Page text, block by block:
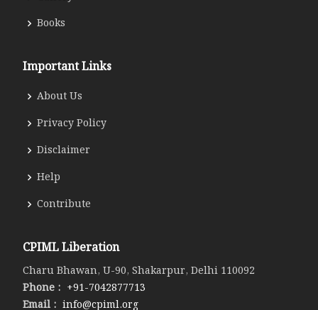
Books
Important Links
About Us
Privacy Policy
Disclaimer
Help
Contribute
CPIML Liberation
Charu Bhawan, U-90, Shakarpur, Delhi 110092
Phone : +91-7042877713
Email : info@cpiml.org